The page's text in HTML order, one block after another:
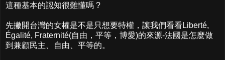
這種基本的認知很難懂嗎 ?
先撇開台灣的女權是不是只想要特權，讓我們看看Liberté,
Égalité, Fraternité(自由，平等，博愛)的來源-法國是怎麼做
到兼顧民主、自由、平等的。